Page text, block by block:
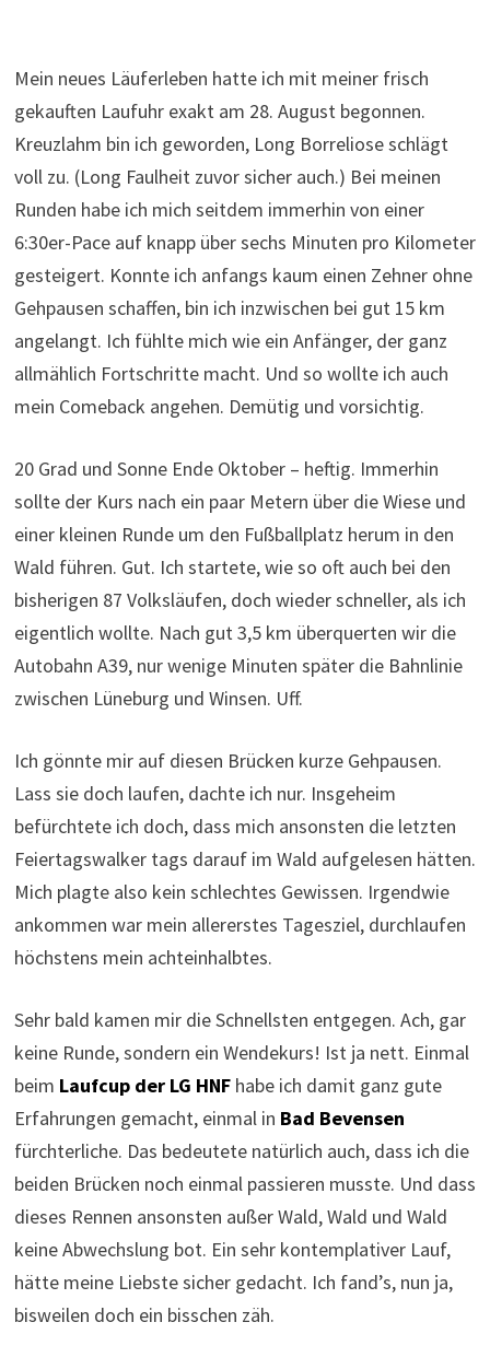
Mein neues Läuferleben hatte ich mit meiner frisch
gekauften Laufuhr exakt am 28. August begonnen.
Kreuzlahm bin ich geworden, Long Borreliose schlägt
voll zu. (Long Faulheit zuvor sicher auch.) Bei meinen
Runden habe ich mich seitdem immerhin von einer
6:30er-Pace auf knapp über sechs Minuten pro Kilometer
gesteigert. Konnte ich anfangs kaum einen Zehner ohne
Gehpausen schaffen, bin ich inzwischen bei gut 15 km
angelangt. Ich fühlte mich wie ein Anfänger, der ganz
allmählich Fortschritte macht. Und so wollte ich auch
mein Comeback angehen. Demütig und vorsichtig.
20 Grad und Sonne Ende Oktober – heftig. Immerhin
sollte der Kurs nach ein paar Metern über die Wiese und
einer kleinen Runde um den Fußballplatz herum in den
Wald führen. Gut. Ich startete, wie so oft auch bei den
bisherigen 87 Volksläufen, doch wieder schneller, als ich
eigentlich wollte. Nach gut 3,5 km überquerten wir die
Autobahn A39, nur wenige Minuten später die Bahnlinie
zwischen Lüneburg und Winsen. Uff.
Ich gönnte mir auf diesen Brücken kurze Gehpausen.
Lass sie doch laufen, dachte ich nur. Insgeheim
befürchtete ich doch, dass mich ansonsten die letzten
Feiertagswalker tags darauf im Wald aufgelesen hätten.
Mich plagte also kein schlechtes Gewissen. Irgendwie
ankommen war mein allererstes Tagesziel, durchlaufen
höchstens mein achteinhalbtes.
Sehr bald kamen mir die Schnellsten entgegen. Ach, gar
keine Runde, sondern ein Wendekurs! Ist ja nett. Einmal
beim Laufcup der LG HNFhabe ich damit ganz gute
Erfahrungen gemacht, einmal in Bad Bevensen
fürchterliche. Das bedeutete natürlich auch, dass ich die
beiden Brücken noch einmal passieren musste. Und dass
dieses Rennen ansonsten außer Wald, Wald und Wald
keine Abwechslung bot. Ein sehr kontemplativer Lauf,
hätte meine Liebste sicher gedacht. Ich fand’s, nun ja,
bisweilen doch ein bisschen zäh.